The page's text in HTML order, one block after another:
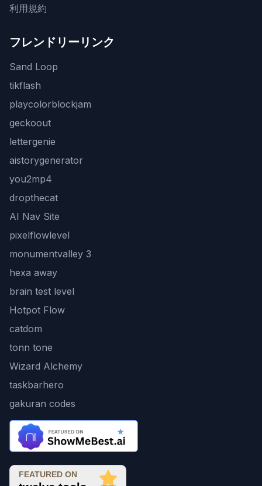
利用規約
フレンドリーリンク
Sand Loop
tikflash
playcolorblockjam
geckoout
lettergenie
aistorygenerator
you2mp4
dropthecat
AI Nav Site
pixelflowlevel
monumentvalley 3
hexa away
brain test level
Hotpot Flow
catdom
tonn tone
Wizard Alchemy
taskbarhero
gakuran codes